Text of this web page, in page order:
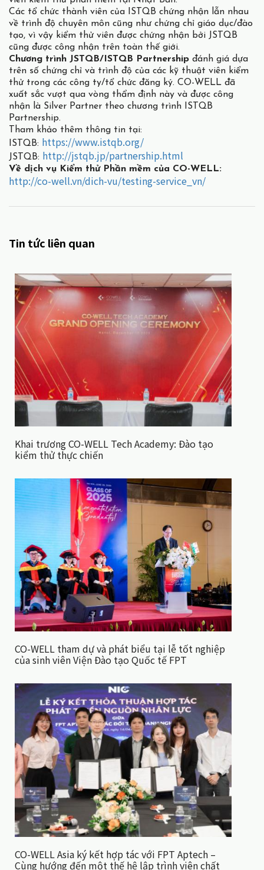
Các tổ chức thành viên của ISTQB chứng nhận lẫn nhau
về trình độ chuyên môn cũng như chứng chỉ giáo dục/đào
tạo, vì vậy kiểm thử viên được chứng nhận bởi JSTQB
cũng được công nhận trên toàn thế giới.
Chương trình JSTQB/ISTQB Partnership đánh giá dựa
trên số chứng chỉ và trình độ của các kỹ thuật viên kiểm
thử trong các công ty/tổ chức đăng ký. CO-WELL đã
xuất sắc vượt qua vòng thẩm định này và được công
nhận là Silver Partner theo chương trình ISTQB
Partnership.
Tham khảo thêm thông tin tại:
ISTQB: https://www.istqb.org/
JSTQB: http://jstqb.jp/partnership.html
Về dịch vụ Kiểm thử Phần mềm của CO-WELL:
http://co-well.vn/dich-vu/testing-service_vn/
Tin tức liên quan
Khai trương CO-WELL Tech Academy: Đào tạo
kiểm thử thực chiến
CO-WELL tham dự và phát biểu tại lễ tốt nghiệp
của sinh viên Viện Đào tạo Quốc tế FPT
CO-WELL Asia ký kết hợp tác với FPT Aptech –
Cùng hướng đến một thế hệ lập trình viên chất